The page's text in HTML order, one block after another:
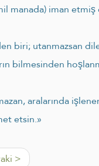
manada) iman etmiş
biri; utanmazsan
bilmesinden
aralarında
etsin.»
>